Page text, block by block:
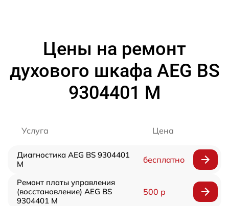
Цены на ремонт
духового шкафа AEG BS
9304401 M
Услуга Цена
Диагностика AEG BS 9304401
M
бесплатно
Ремонт платы управления
(восстановление) AEG BS
9304401 M
500 р